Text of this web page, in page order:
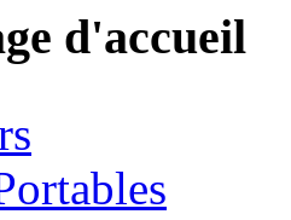
d'accueil